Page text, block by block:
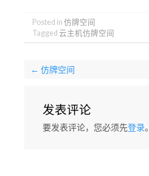
Posted in 仿牌空间
Tagged 云主机仿牌空间
← 仿牌空间
发表评论
要发表评论，您必须先登录。